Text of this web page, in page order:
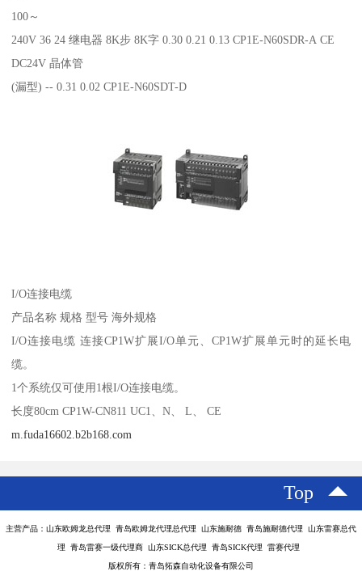
100～
240V 36 24 继电器 8K步 8K字 0.30 0.21 0.13 CP1E-N60SDR-A CE
DC24V 晶体管
(漏型) -- 0.31 0.02 CP1E-N60SDT-D
I/O连接电缆
产品名称 规格 型号 海外规格
I/O连接电缆 连接CP1W扩展I/O单元、CP1W扩展单元时的延长电
缆。
1个系统仅可使用1根I/O连接电缆。
长度80cm CP1W-CN811 UC1、N、 L、 CE
m.fuda16602.b2b168.com
Top
主营产品：山东欧姆龙总代理 青岛欧姆龙代理总代理 山东施耐德 青岛施耐德代理 山东雷赛总代
理 青岛雷赛一级代理商 山东SICK总代理 青岛SICK代理 雷赛代理
版权所有：青岛拓森自动化设备有限公司